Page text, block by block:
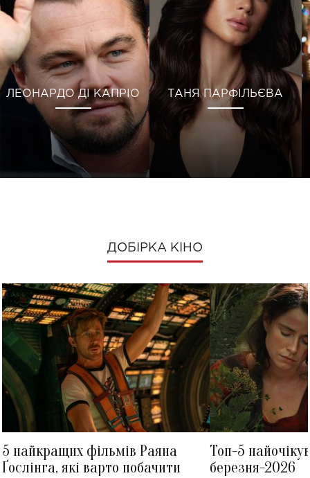
ЛЕОНАРДО ДІ КАПРІО ТАНЯ ПАРФІЛЬЄВА
ДОБІРКА КІНО
5 найкращих фільмів Раяна
Ґослінга, які варто побачити
Топ-5
березня-2026